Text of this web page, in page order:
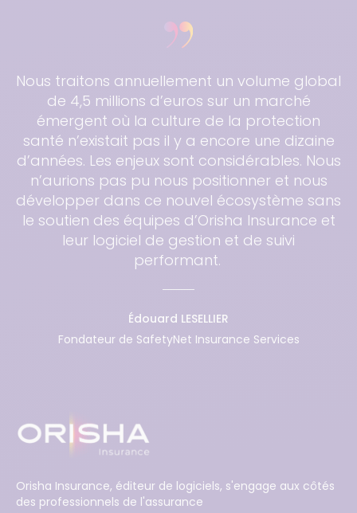
Nous traitons annuellement un volume global
de 4,5 millions d’euros sur un marché
émergent où la culture de la protection
santé n’existait pas il y a encore une dizaine
d’années. Les enjeux sont considérables. Nous
n’aurions pas pu nous positionner et nous
développer dans ce nouvel écosystème sans
le soutien des équipes d’Orisha Insurance et
leur logiciel de gestion et de suivi
performant.
Édouard LESELLIER
Fondateur de SafetyNet Insurance Services
Orisha Insurance, éditeur de logiciels, s'engage aux côtés
des professionnels de l'assurance